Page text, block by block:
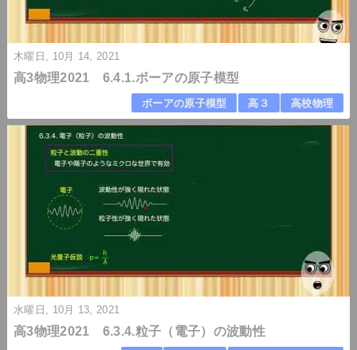
木曜日, 10月 14, 2021
高3物理2021 6.4.1.ボーアの原子模型
ボーアの原子模型 高３ 高校物理
水曜日, 10月 13, 2021
高3物理2021 6.3.4.粒子（電子）の波動性